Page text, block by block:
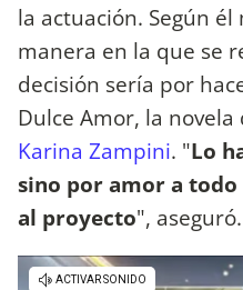
la actuación. Según
manera en la que se
decisión sería por
Dulce Amor, la
Karina Zampini. "Lo
sino por amor a todo
al proyecto", aseguró.